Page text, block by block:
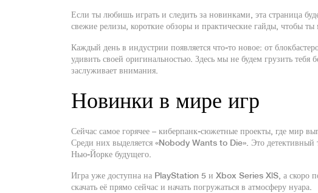
Если ты любишь играть и следить за новинками, эта страница
свежие релизы, короткие обзоры и практические гайды, чтобы ты
Каждый день в индустрии появляется что‑то новое: от
удивить своей оригинальностью. Здесь мы не будем грузить
заслуживает внимания.
Новинки в мире игр
Сейчас самое горячее – киберпанк‑сюжетные проекты, где мир
Среди них выделяется «Nobody Wants to Die». Это детективный
Нью‑Йорке будущего.
Игра уже доступна на PlayStation 5 и Xbox Series X|S, а скоро
скачать её прямо сейчас и начать погружаться в атмосферу нуара.